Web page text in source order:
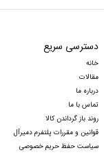
دسترسی سریع
خانه
مقالات
درباره ما
تماس با ما
روند باز گرداندن کالا
قوانین و مقررات پلتفرم دمیرآل
سیاست حفظ حریم خصوصی